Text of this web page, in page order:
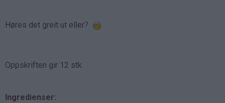
Høres det greit ut eller?
Oppskriften gir 12 stk.
Ingredienser: